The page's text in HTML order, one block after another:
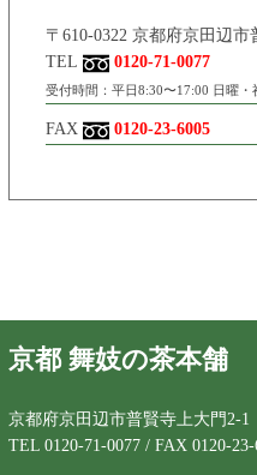
〒610-0322 京都府京田辺市
TEL
0120-71-0077
受付時間：平日8:30〜17:00 日曜・
FAX 0120-23-6005
京都 舞妓の茶本舗
京都府京田辺市普賢寺上大門2-1
TEL 0120-71-0077 / FAX 0120-23-